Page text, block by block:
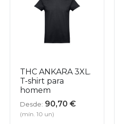
THC ANKARA 3XL.
T-shirt para
homem
Desde: 90,70 €
(mín. 10 un)